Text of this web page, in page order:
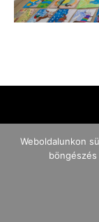
Weboldalunkon